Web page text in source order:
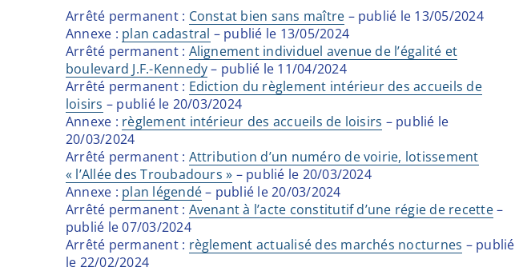
Arrêté permanent : Constat bien sans maître – publié le 13/05/2024
Annexe : plan cadastral – publié le 13/05/2024
Arrêté permanent : Alignement individuel avenue de l’égalité et
boulevard J.F.-Kennedy– publié le 11/04/2024
Arrêté permanent : Ediction du règlement intérieur des accueils de
loisirs – publié le 20/03/2024
Annexe : règlement intérieur des accueils de loisirs – publié le
20/03/2024
Arrêté permanent : Attribution d’un numéro de voirie, lotissement
« l’Allée des Troubadours » – publié le 20/03/2024
Annexe : plan légendé– publié le 20/03/2024
Arrêté permanent : Avenant à l’acte constitutif d’une régie de recette–
publié le 07/03/2024
Arrêté permanent : règlement actualisé des marchés nocturnes – publié
le 22/02/2024